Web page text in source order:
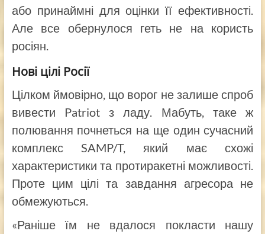
або принаймні для оцінки її ефективності.
Але все обернулося геть не на користь
росіян.
Нові цілі Росії
Цілком ймовірно, що ворог не залише спроб
вивести Patriot з ладу. Мабуть, таке ж
полювання почнеться на ще один сучасний
комплекс SAMP/T, який має схожі
характеристики та протиракетні можливості.
Проте цим цілі та завдання агресора не
обмежуються.
«Раніше їм не вдалося покласти нашу